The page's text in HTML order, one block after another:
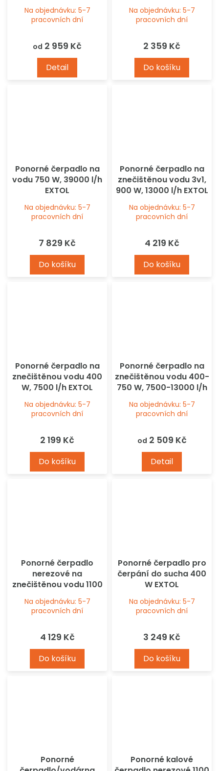
Na objednávku: 5-7
pracovních dní
od 2 959 Kč
Detail
Na objednávku: 5-7
pracovních dní
2 359 Kč
Do košíku
Ponorné čerpadlo na
vodu 750 W, 39000 l/h
EXTOL
Na objednávku: 5-7
pracovních dní
7 829 Kč
Do košíku
Ponorné čerpadlo na
znečištěnou vodu 3v1,
900 W, 13000 l/h EXTOL
Na objednávku: 5-7
pracovních dní
4 219 Kč
Do košíku
Ponorné čerpadlo na
znečištěnou vodu 400
W, 7500 l/h EXTOL
Na objednávku: 5-7
pracovních dní
2 199 Kč
Do košíku
Ponorné čerpadlo na
znečištěnou vodu 400-
750 W, 7500-13000 l/h
Na objednávku: 5-7
pracovních dní
od 2 509 Kč
Detail
Ponorné čerpadlo
nerezové na
znečištěnou vodu 1100
Na objednávku: 5-7
pracovních dní
4 129 Kč
Do košíku
Ponorné čerpadlo pro
čerpání do sucha 400
W EXTOL
Na objednávku: 5-7
pracovních dní
3 249 Kč
Do košíku
Ponorné
Ponorné kalové